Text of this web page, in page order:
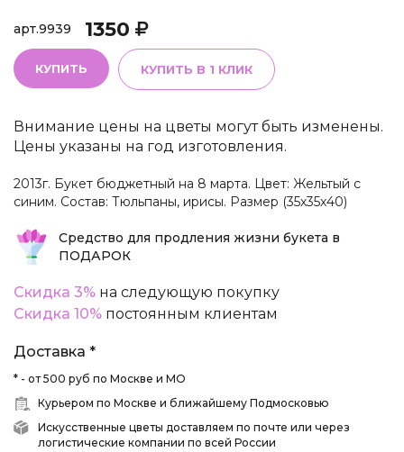
арт.9939 1350
КУПИТЬ КУПИТЬ В 1 КЛИК
Внимание цены на цветы могут быть изменены.
Цены указаны на год изготовления.
2013г. Букет бюджетный на 8 марта. Цвет: Жельтый с
синим. Состав: Тюльпаны, ирисы. Размер (35х35х40)
Средство для продления жизни букета в
ПОДАРОК
Скидка 3% на следующую покупку
Скидка 10% постоянным клиентам
Доставка *
* - от 500 руб по Москве и МО
Курьером по Москве и ближайшему Подмосковью
Искусственные цветы доставляем по почте или через
логистические компании по всей России